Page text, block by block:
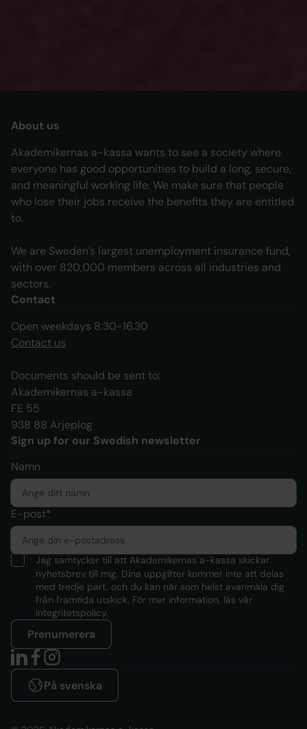
På svenska
About us
Akademikernas a-kassa wants to see a society where
everyone has good opportunities to build a long, secure,
and meaningful working life. We make sure that people
who lose their jobs receive the benefits they are entitled
to.
We are Sweden’s largest unemployment insurance fund,
with over 820,000 members across all industries and
sectors.
Contact
Open weekdays 8:30-16.30
Contact us
Documents should be sent to:
Akademikernas a-kassa
FE 55
938 88 Arjeplog
Sign up for our Swedish newsletter
Namn
E-post*
Jag samtycker till att Akademikernas a-kassa skickar
nyhetsbrev till mig. Dina uppgifter kommer inte att delas
med tredje part, och du kan när som helst avanmäla dig
från framtida utskick. För mer information, läs vår
integritetspolicy.
Prenumerera